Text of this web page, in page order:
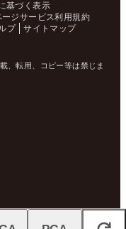
基づく表示
ージサービス利用規約
プ サイトマップ
、転用、コピー等は禁じま